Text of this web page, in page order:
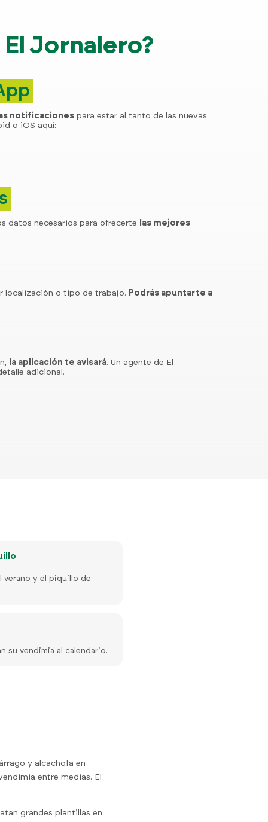
Jornalero?
notificaciones para estar al tanto de las nuevas
o iOS aquí:
datos necesarios para ofrecerte las mejores
localización o tipo de trabajo. Podrás apuntarte a
la aplicación te avisará. Un agente de El
adicional.
verano y el piquillo de
su vendimia al calendario.
y alcachofa en
entre medias. El
grandes plantillas en